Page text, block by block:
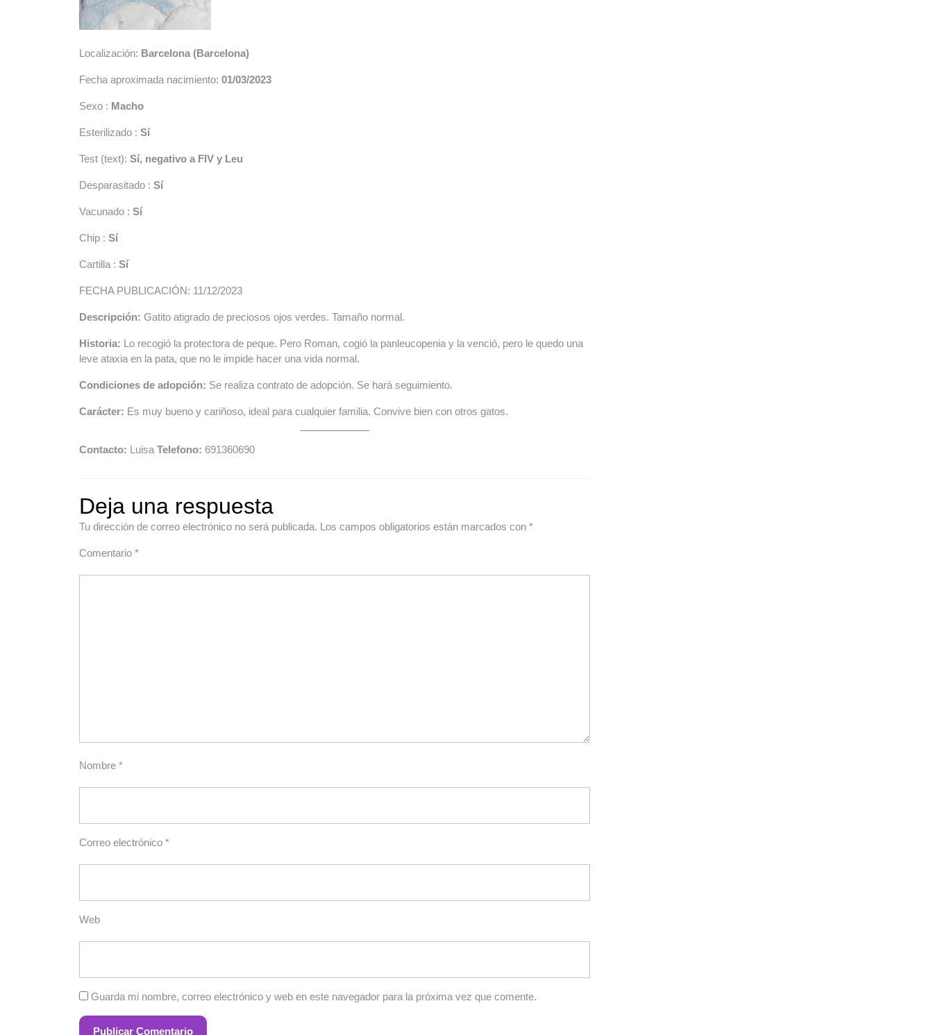
Localización: Barcelona (Barcelona)
Fecha aproximada nacimiento: 01/03/2023
Sexo : Macho
Esterilizado : Sí
Test (text): Sí, negativo a FIV y Leu
Desparasitado : Sí
Vacunado : Sí
Chip : Sí
Cartilla : Sí
FECHA PUBLICACIÓN: 11/12/2023
Descripción: Gatito atigrado de preciosos ojos verdes. Tamaño normal.
Historia: Lo recogió la protectora de peque. Pero Roman, cogió la panleucopenia y la venció, pero le quedo una
leve ataxia en la pata, que no le impide hacer una vida normal.
Condiciones de adopción: Se realiza contrato de adopción. Se hará seguimiento.
Carácter: Es muy bueno y cariñoso, ideal para cualquier familia. Convive bien con otros gatos.
Contacto: Luisa Telefono: 691360690
Deja una respuesta
Tu dirección de correo electrónico no será publicada. Los campos obligatorios están marcados con *
Comentario *
Nombre *
Correo electrónico *
Web
Guarda mi nombre, correo electrónico y web en este navegador para la próxima vez que comente.